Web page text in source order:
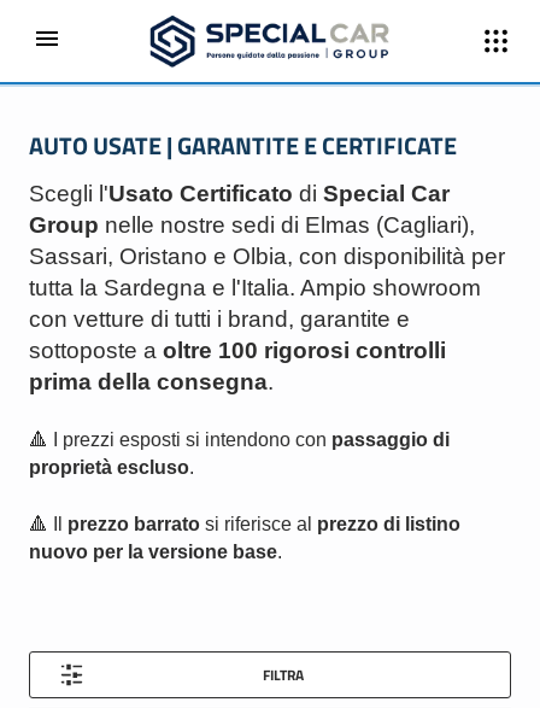
AUTO USATE | GARANTITE E CERTIFICATE
Scegli l'Usato Certificato di Special Car
Group nelle nostre sedi di Elmas (Cagliari),
Sassari, Oristano e Olbia, con disponibilità per
tutta la Sardegna e l'Italia. Ampio showroom
con vetture di tutti i brand, garantite e
sottoposte a oltre 100 rigorosi controlli
prima della consegna.
🔺 I prezzi esposti si intendono con passaggio di
proprietà escluso.
🔺 Il prezzo barrato si riferisce al prezzo di listino
nuovo per la versione base.
FILTRA